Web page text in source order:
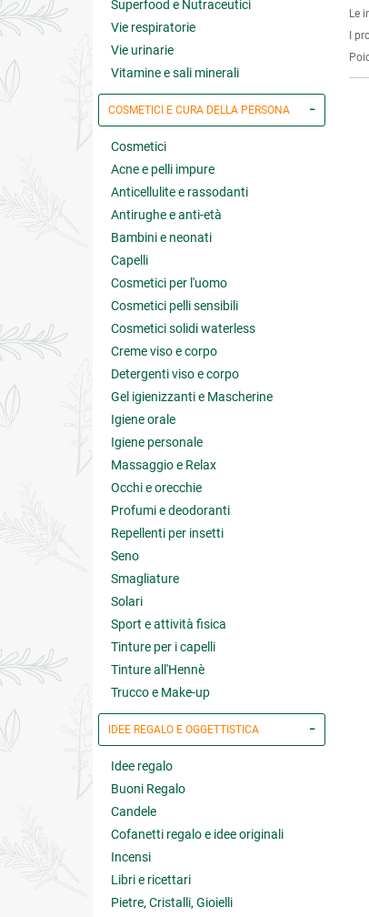
Superfood e Nutraceutici
Vie respiratorie
Vie urinarie
Vitamine e sali minerali
COSMETICI E CURA DELLA PERSONA
Cosmetici
Acne e pelli impure
Anticellulite e rassodanti
Antirughe e anti-età
Bambini e neonati
Capelli
Cosmetici per l'uomo
Cosmetici pelli sensibili
Cosmetici solidi waterless
Creme viso e corpo
Detergenti viso e corpo
Gel igienizzanti e Mascherine
Igiene orale
Igiene personale
Massaggio e Relax
Occhi e orecchie
Profumi e deodoranti
Repellenti per insetti
Seno
Smagliature
Solari
Sport e attività fisica
Tinture per i capelli
Tinture all'Hennè
Trucco e Make-up
IDEE REGALO E OGGETTISTICA
Idee regalo
Buoni Regalo
Candele
Cofanetti regalo e idee originali
Incensi
Libri e ricettari
Pietre, Cristalli, Gioielli
Le
I